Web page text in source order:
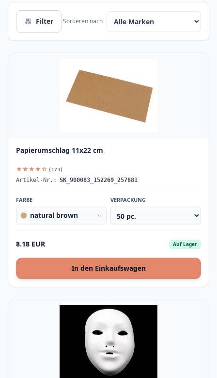
Filter Sortieren nach
Papierumschlag 11x22 cm
★★★★☆ (173)
Artikel-Nr.: SK_900083_152269_257881
FARBE
natural brown
VERPACKUNG
8.18 EUR Auf Lager
In den Einkaufswagen